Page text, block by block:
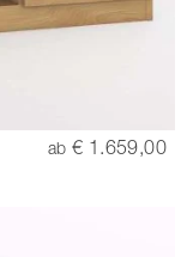
ab € 1.659,00